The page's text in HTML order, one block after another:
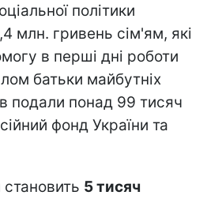
політики
млн. гривень сім'ям, які
в перші дні роботи
батьки майбутніх
подали понад 99 тисяч
фонд України та
5 тисяч